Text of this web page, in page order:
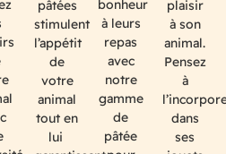
pâtées
stimulent
l’appétit
de
votre
animal
tout en
lui
bonheur
à leurs
repas
avec
notre
gamme
de
pâtée
plaisir
à son
animal.
Pensez
à
dans
ses